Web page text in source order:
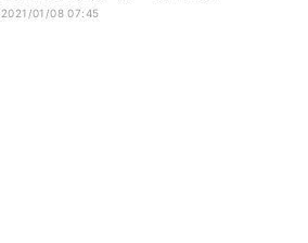
2021/01/08 07:45